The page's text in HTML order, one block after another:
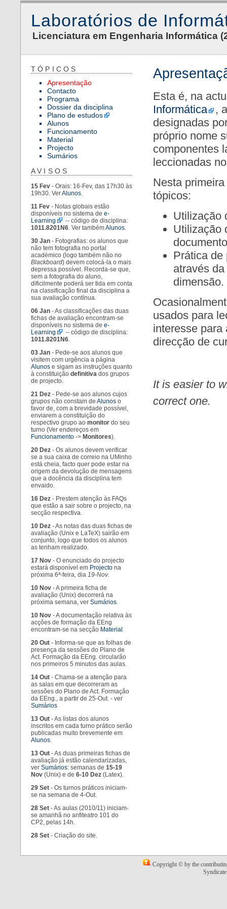
Laboratórios de
Licenciatura em Engenharia Informática
TÓPICOS
Apresentação
Contacto
Programa
Dossier da disciplina
Plano de estudos
Alunos
Funcionamento
Material
Projecto
Sumários
AVISOS
15 Fev - Orais: 16-Fev, das 17h30 às
19h30. VerAlunos.
11 Fev - Notas globais estão
disponíveis no sistema de e-
Learning
-- código de disciplina:
1011.8201N6. Ver tambémAlunos.
30 Jan - Fotografias: os alunos que
não tem fotografia no portal
académico (logo também não no
Blackboard) devem colocá-la o mais
depressa possível. Recorda-se que,
sem a fotografia do aluno,
dificilmente poderá ser tida em conta
na classificação final da disciplina a
sua avaliação contínua.
06 Jan - As classificações das duas
fichas de avaliação encontram-se
disponíveis no sistema de e-
Learning
-- código de disciplina:
1011.8201N6.
03 Jan - Pede-se aos alunos que
visitem com urgência a página
Alunos e sigam as instruções quanto
à constituição definitiva dos grupos
de projecto.
21 Dez - Pede-se aos alunos cujos
grupos não constam de Alunos o
favor de, com a brevidade possível,
enviarem a constituição do
respectivo grupo ao monitor do seu
turno (Ver endereços em
Funcionamento -> Monitores).
20 Dez - Os alunos devem verificar
se a sua caixa de correio na UMinho
está cheia, facto quer pode estar na
origem da devolução de mensagens
que a docência da disciplina tem
envaido.
16 Dez - Prestem atenção às FAQs
que estão a sair sobre o projecto, na
secção respectiva.
10 Dez - As notas das duas fichas de
avaliação (Unix e LaTeX) sairão em
conjunto, logo que todos os alunos
as tenham realizado.
17 Nov - O enunciado do projecto
estará disponível em Projecto na
próxima 6ª-feira, dia 19-Nov.
10 Nov - A primeira ficha de
avaliação (Unix) decorrerá na
próxima semana, ver Sumários.
10 Nov - A documentação relativa às
acções de formação da EEng
encontram-se na secção Material
20 Out - Informa-se que as folhas de
presença da sessões do Plano de
Act. Formação da EEng. circularão
nos primeiros 5 minutos das aulas.
14 Out - Chama-se a atenção para
as salas em que decorreram as
sessões do Plano de Act. Formação
da EEng., a partir de 25-Out. - ver
Sumários
13 Out - As listas dos alunos
inscritos em cada turno prático serão
publicadas muito brevemente em
Alunos.
13 Out - As duas primeiras fichas de
avaliação já estão calendarizadas,
ver Sumários: semanas de 15-19
Nov (Unix) e de 6-10 Dez (Latex).
29 Set - Os turnos práticos iniciam-
se na semana de 4-Out.
28 Set - As aulas (2010/11) iniciam-
se amanhã no anfiteatro 101 do
CP2, pelas 14h.
28 Set - Criação do site.
Education »
LI11011 »
Esta é, na
Informática
,
designadas
próprio nome
componentes
leccionadas
Nesta
tópicos:
Utilização
Utilização
Prática
através
dimensão.
usados para
interesse para
direcção de
It is easier to
correct one.
-
13
Sep
Copyright © by the